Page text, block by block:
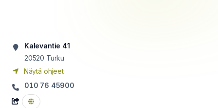
Kalevantie 41
20520 Turku
Näytä ohjeet
010 76 45900